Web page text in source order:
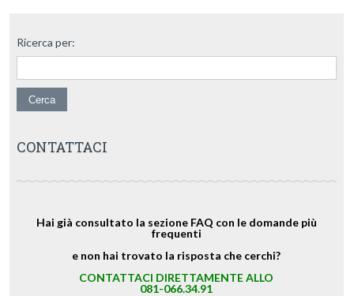
Ricerca per:
CONTATTACI
Hai già consultato la sezione FAQ con le domande più
frequenti
e non hai trovato la risposta che cerchi?
CONTATTACI DIRETTAMENTE ALLO
081-066.34.91